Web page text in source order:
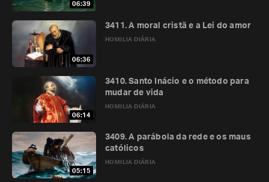
06:39
06:36
HOMILIA DIÁRIA
3411. A moral cristã e a Lei do amor
06:14
HOMILIA DIÁRIA
3410. Santo Inácio e o método para
mudar de vida
05:15
HOMILIA DIÁRIA
3409. A parábola da rede e os maus
católicos